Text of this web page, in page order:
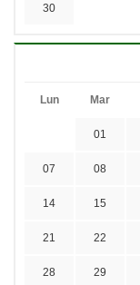
30
Lun Mar
01
07 08
14 15
21 22
28 29